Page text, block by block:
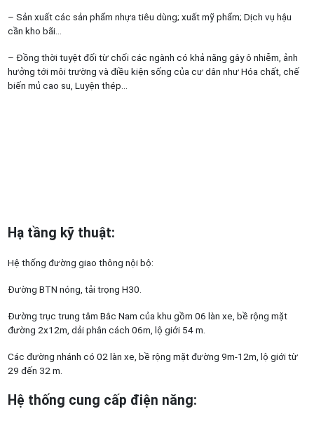
– Sản xuất các sản phẩm nhựa tiêu dùng; xuất mỹ phẩm; Dịch vụ hậu
cần kho bãi…
– Đồng thời tuyệt đối từ chối các ngành có khả năng gây ô nhiễm, ảnh
hưởng tới môi trường và điều kiện sống của cư dân như Hóa chất, chế
biến mủ cao su, Luyện thép…
Hạ tầng kỹ thuật:
Hệ thống đường giao thông nội bộ:
Đường BTN nóng, tải trọng H30.
Đường trục trung tâm Bắc Nam của khu gồm 06 làn xe, bề rộng mặt
đường 2x12m, dải phân cách 06m, lộ giới 54 m.
Các đường nhánh có 02 làn xe, bề rộng mặt đường 9m-12m, lộ giới từ
29 đến 32 m.
Hệ thống cung cấp điện năng: